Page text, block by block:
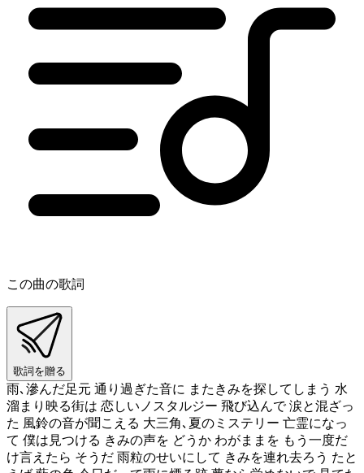
この曲の歌詞
歌詞を贈る
雨､滲んだ足元 通り過ぎた音に またきみを探してしまう 水
溜まり映る街は 恋しいノスタルジー 飛び込んで 涙と混ざっ
た 風鈴の音が聞こえる 大三角､夏のミステリー 亡霊になっ
て 僕は見つける きみの声を どうか わがままを もう一度だ
け言えたら そうだ 雨粒のせいにして きみを連れ去ろう たと